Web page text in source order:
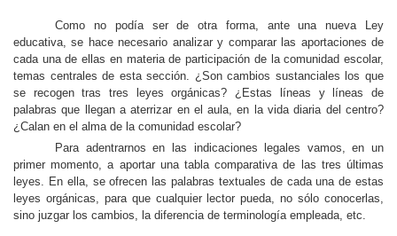
Como no podía ser de otra forma, ante una nueva Ley
educativa, se hace necesario analizar y comparar las aportaciones de
cada una de ellas en materia de participación de la comunidad escolar,
temas centrales de esta sección. ¿Son cambios sustanciales los que
se recogen tras tres leyes orgánicas? ¿Estas líneas y líneas de
palabras que llegan a aterrizar en el aula, en la vida diaria del centro?
¿Calan en el alma de la comunidad escolar?
Para adentrarnos en las indicaciones legales vamos, en un
primer momento, a aportar una tabla comparativa de las tres últimas
leyes. En ella, se ofrecen las palabras textuales de cada una de estas
leyes orgánicas, para que cualquier lector pueda, no sólo conocerlas,
sino juzgar los cambios, la diferencia de terminología empleada, etc.